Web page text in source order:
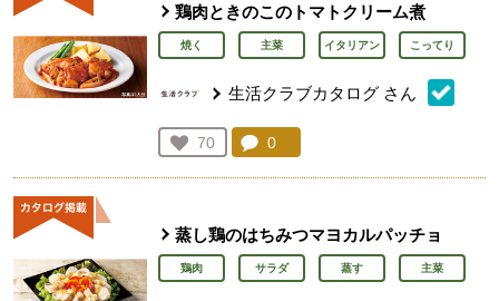
鶏肉ときのこのトマトクリーム煮
焼く 主菜 イタリアン こってり
生活クラブカタログ さん
お気に入り登録：
70
人が登録
コメント：
0
蒸し鶏のはちみつマヨカルパッチョ
鶏肉 サラダ 蒸す 主菜